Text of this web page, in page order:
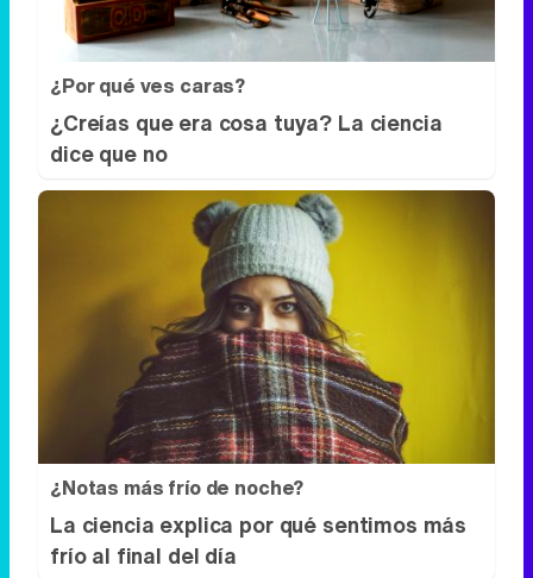
¿Por qué ves caras?
¿Creías que era cosa tuya? La ciencia
dice que no
¿Notas más frío de noche?
La ciencia explica por qué sentimos más
frío al final del día